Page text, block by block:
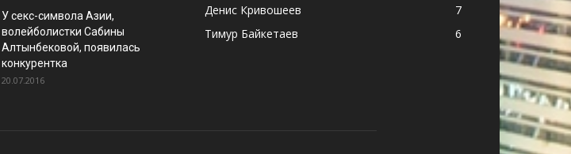
У секс-символа Азии,
волейболистки Сабины
Алтынбековой, появилась
конкурентка
20.07.2016
Денис Кривошеев
7
Тимур Байкетаев
6